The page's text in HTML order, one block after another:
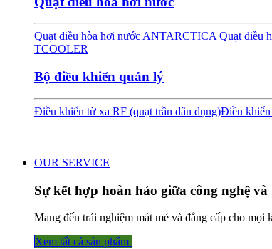
Quạt điều hòa hơi nước ANTARCTICA Quạt điều
TCOOLER
Bộ điều khiển quản lý
Điều khiển từ xa RF (quạt trần dân dụng)Điều khiển
OUR SERVICE
Sự kết hợp hoàn hảo giữa công nghệ và
Mang đến trải nghiệm mát mẻ và đẳng cấp cho mọi
Xem tất cả sản phẩm